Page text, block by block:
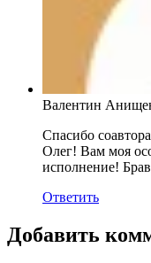
Валентин
Спасибо
Олег! Вам моя
исполнение!
Ответить
Добавить